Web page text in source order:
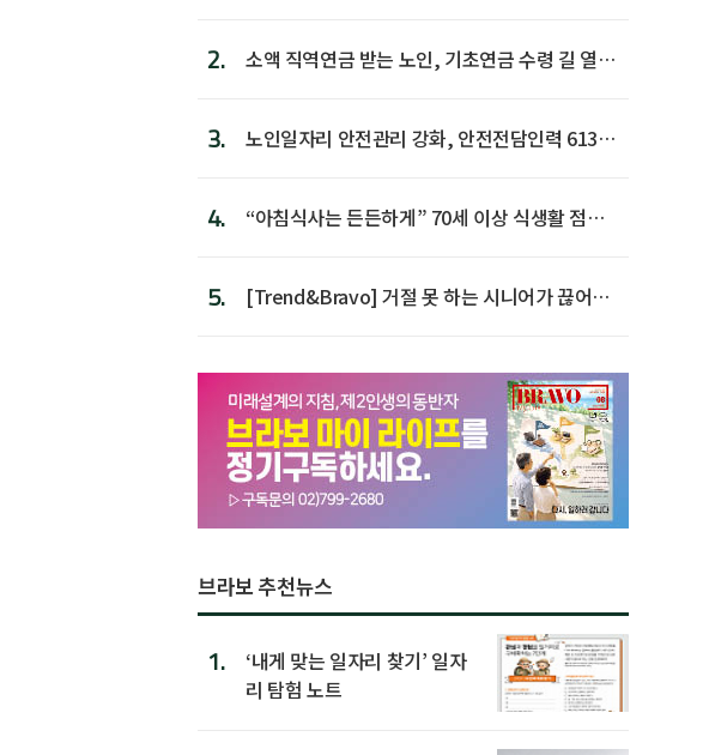
2.
소액 직역연금 받는 노인, 기초연금 수령 길 열린
3.
노인일자리 안전관리 강화, 안전전담인력 613명
4.
“아침식사는 든든하게” 70세 이상 식생활 점수
5.
[Trend&Bravo] 거절 못 하는 시니어가 끊어야
브라보 추천뉴스
1.
‘내게 맞는 일자리 찾기’ 일자
리 탐험 노트